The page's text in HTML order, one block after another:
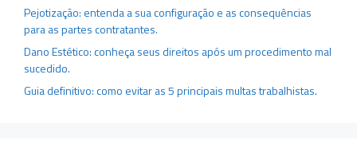
Pejotização: entenda a sua configuração e as consequências
para as partes contratantes.
Dano Estético: conheça seus direitos após um procedimento mal
sucedido.
Guia definitivo: como evitar as 5 principais multas trabalhistas.